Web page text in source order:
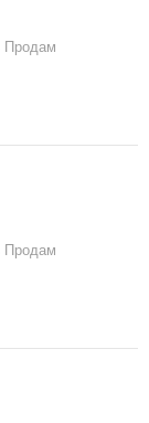
Продам
Продам